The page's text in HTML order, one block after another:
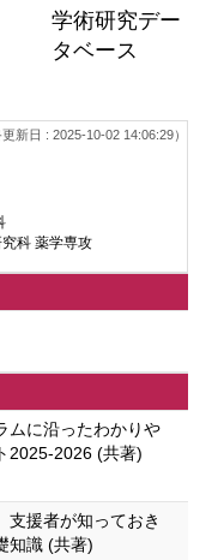
学術研究デー
タベース
更新日 : 2025-10-02 14:06:29）
科 薬学専攻
ムに沿ったわかりや
2025-2026 (共著)
援者が知っておき
知識 (共著)